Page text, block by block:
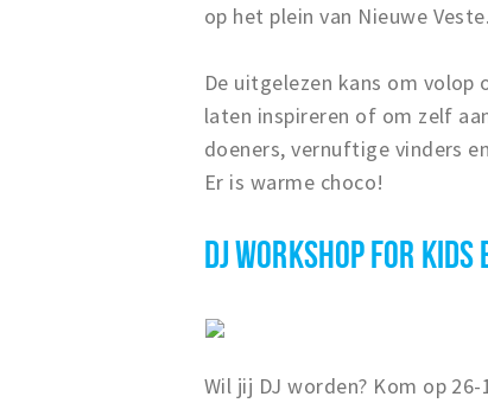
op het plein van Nieuwe Veste.
De uitgelezen kans om
laten inspireren of om zelf
doeners, vernuftige vinders
Er is warme choco!
DJ WORKSHOP FOR KIDS
Wil jij DJ worden? Kom op